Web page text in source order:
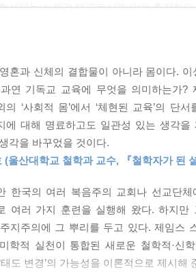
“우리는 살기 위해 자신에게 이야기를 들
배가 형성적이려면 반복되어야 한다.
에 의심을 품고 있다. 하지만 그럴 필요
는 반복해서 우리를 삼위일체의 삶 속에
복을 통해서 그 이야기는 우리의 상상력
다.
세계 회복하기/다시 이야기하기」중에서
성되는 신체적 태도로서의 앎을 주장한다.
리, 아비투스
지성보다 앞선 영역에서 작동한다. 스미
에 따르면 아비투스는 ‘구조화되어 있
서 우리 자신의 정체성을 형성한다.
유하는 문화는 과연 중립적인가
화적 요소는 중립적이고 그것을 사용하는
와 같은 관점을 가지고 있다면 문화적 요
스마트폰 안에서 보여 주는 다채로운 문
요소 속에 있는 다양한 은유와 이야기는
습성이 필요하다.
혼과 신체의 결합물이 아니라 몸이다.
연 기독교 교육에 무엇을 의미하는가?
의 ‘사회적 몸’에서 ‘체현된 교육’의 단
에 대해 명료하고도 일관성 있는 생각
각을 바꾸었을 것이다.
(울산대학교 철학과 교수, 『철학자가 된
한국의 여러 복음주의 교회나 선교단
여러 가지 훈련을 실행해 왔다. 하지
지주의에 그 뿌리를 두고 있다. 제임스
학적 실천이 통합된 새로운 철학적·
태도 변경’의 가능성을 이론적으로 제시